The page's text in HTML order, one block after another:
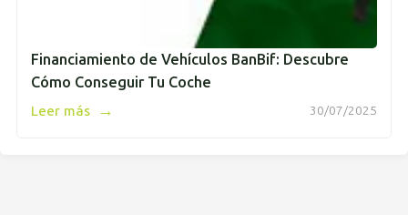
Financiamiento de Vehículos BanBif: Descubre
Cómo Conseguir Tu Coche
30/07/2025
Leer más →